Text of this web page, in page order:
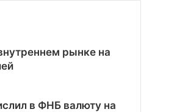
рынке на
в ФНБ валюту на